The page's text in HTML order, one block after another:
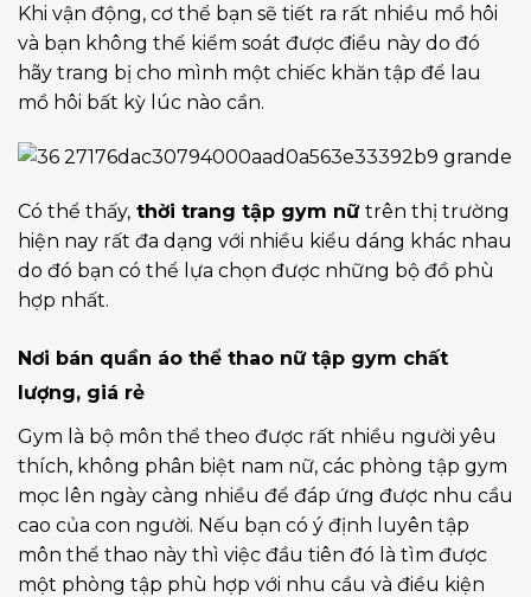
Khi vận động, cơ thể bạn sẽ tiết ra rất nhiều mồ hôi
và bạn không thể kiểm soát được điều này do đó
hãy trang bị cho mình một chiếc khăn tập để lau
mồ hôi bất kỳ lúc nào cần.
Có thể thấy, thời trang tập gym nữ trên thị trường
hiện nay rất đa dạng với nhiều kiểu dáng khác nhau
do đó bạn có thể lựa chọn được những bộ đồ phù
hợp nhất.
Nơi bán quần áo thể thao nữ tập gym chất
lượng, giá rẻ
Gym là bộ môn thể theo được rất nhiều người yêu
thích, không phân biệt nam nữ, các phòng tập gym
mọc lên ngày càng nhiều để đáp ứng được nhu cầu
cao của con người. Nếu bạn có ý định luyên tập
môn thể thao này thì việc đầu tiên đó là tìm được
một phòng tập phù hợp với nhu cầu và điều kiện